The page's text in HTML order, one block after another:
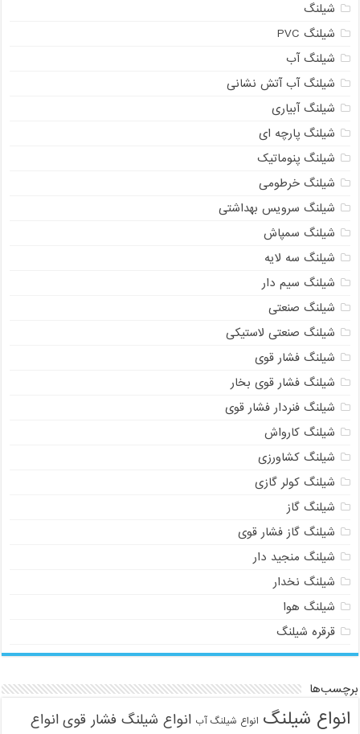
شیلنگ
شیلنگ PVC
شیلنگ آب
شیلنگ آب آتش نشانی
شیلنگ آبیاری
شیلنگ پارچه ای
شیلنگ پنوماتیک
شیلنگ خرطومی
شیلنگ سرویس بهداشتی
شیلنگ سمپاش
شیلنگ سه لایه
شیلنگ سیم دار
شیلنگ صنعتی
شیلنگ صنعتی لاستیکی
شیلنگ فشار قوی
شیلنگ فشار قوی بخار
شیلنگ فنردار فشار قوی
شیلنگ کارواش
شیلنگ کشاورزی
شیلنگ کولر گازی
شیلنگ گاز
شیلنگ گاز فشار قوی
شیلنگ منجید دار
شیلنگ نخدار
شیلنگ هوا
قرقره شیلنگ
برچسب‌ها
انواع شیلنگ انواع شیلنگ آب انواع شیلنگ فشار قوی انواع